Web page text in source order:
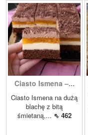
Ciasto Ismena –...
Ciasto Ismena na dużą
blachę z bitą
śmietaną,... ⇖ 462